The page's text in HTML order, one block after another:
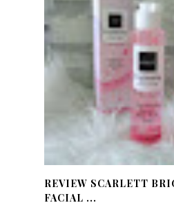
REVIEW SCARLETT
FACIAL ...